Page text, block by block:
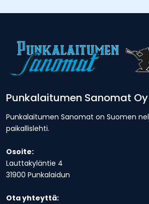
Punkalaitumen Sanomat Oy
Punkalaitumen Sanomat on Suomen
paikallislehti.
Osoite:
Lauttakyläntie 4
31900 Punkalaidun
Ota yhteyttä: